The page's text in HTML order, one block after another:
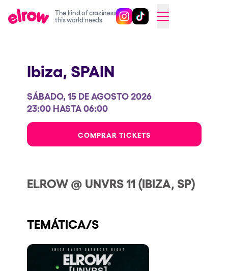
The kind of craziness
this world needs
Sigue @elrowofficial en
Sigue @elrowofficial en
SWITCH TO ENGLISH
elrow Ibiza x [UNVRS] 2026
elrow Town 2026
Snowrow Festival 2026
elrow Island 2026
elrow Shop
Our Creative World
Sostenibilidad
Quienes somos
¿Quieres trabajar con nosotros?
Ibiza, SPAIN
SÁBADO, 15 DE AGOSTO 2026
23:00 HASTA 06:00
COMPRAR TICKETS
ELROW @ UNVRS 11 (IBIZA, SP)
TEMÁTICA/S